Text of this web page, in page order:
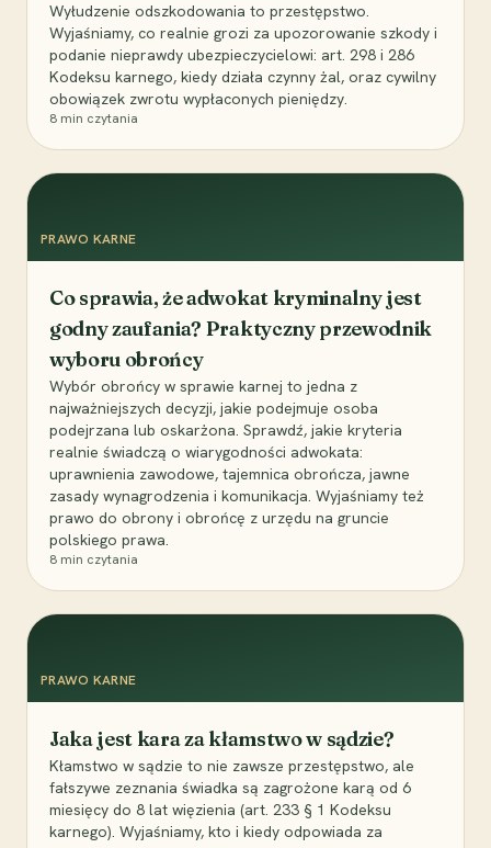
Wyłudzenie odszkodowania to przestępstwo.
Wyjaśniamy, co realnie grozi za upozorowanie szkody i
podanie nieprawdy ubezpieczycielowi: art. 298 i 286
Kodeksu karnego, kiedy działa czynny żal, oraz cywilny
obowiązek zwrotu wypłaconych pieniędzy.
8 min czytania
PRAWO KARNE
Co sprawia, że adwokat kryminalny jest
godny zaufania? Praktyczny przewodnik
wyboru obrońcy
Wybór obrońcy w sprawie karnej to jedna z
najważniejszych decyzji, jakie podejmuje osoba
podejrzana lub oskarżona. Sprawdź, jakie kryteria
realnie świadczą o wiarygodności adwokata:
uprawnienia zawodowe, tajemnica obrończa, jawne
zasady wynagrodzenia i komunikacja. Wyjaśniamy też
prawo do obrony i obrońcę z urzędu na gruncie
polskiego prawa.
8 min czytania
PRAWO KARNE
Jaka jest kara za kłamstwo w sądzie?
Kłamstwo w sądzie to nie zawsze przestępstwo, ale
fałszywe zeznania świadka są zagrożone karą od 6
miesięcy do 8 lat więzienia (art. 233 § 1 Kodeksu
karnego). Wyjaśniamy, kto i kiedy odpowiada za